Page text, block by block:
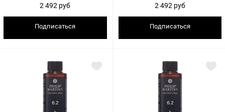
2 492 руб
Подписаться
2 492 руб
Подписаться